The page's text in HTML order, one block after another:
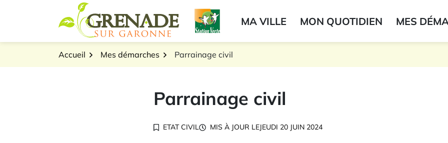
Logo Grenade sur GaronneMA VILLE MON QUOTIDIEN MES
Accueil Mes démarches Parrainage civil
Parrainage civil
ETAT CIVIL MIS À JOUR LEJEUDI 20 JUIN 2024